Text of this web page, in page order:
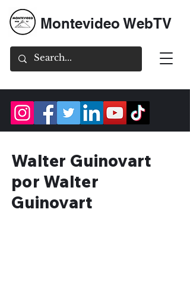
Montevideo WebTV
Walter Guinovart
por Walter
Guinovart